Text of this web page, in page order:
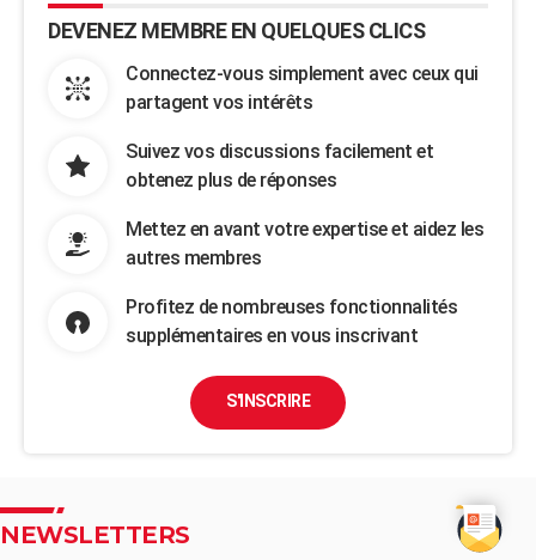
DEVENEZ MEMBRE EN QUELQUES CLICS
Connectez-vous simplement avec ceux qui
partagent vos intérêts
Suivez vos discussions facilement et
obtenez plus de réponses
Mettez en avant votre expertise et aidez les
autres membres
Profitez de nombreuses fonctionnalités
supplémentaires en vous inscrivant
S'INSCRIRE
NEWSLETTERS